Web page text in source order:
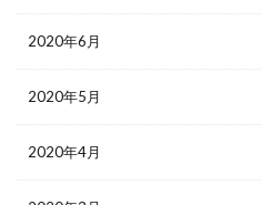
2020年6月
2020年5月
2020年4月